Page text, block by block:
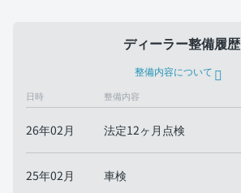
ディーラー整備履歴
整備内容について
日時 整備内容
26年02月 法定12ヶ月点検
25年02月 車検